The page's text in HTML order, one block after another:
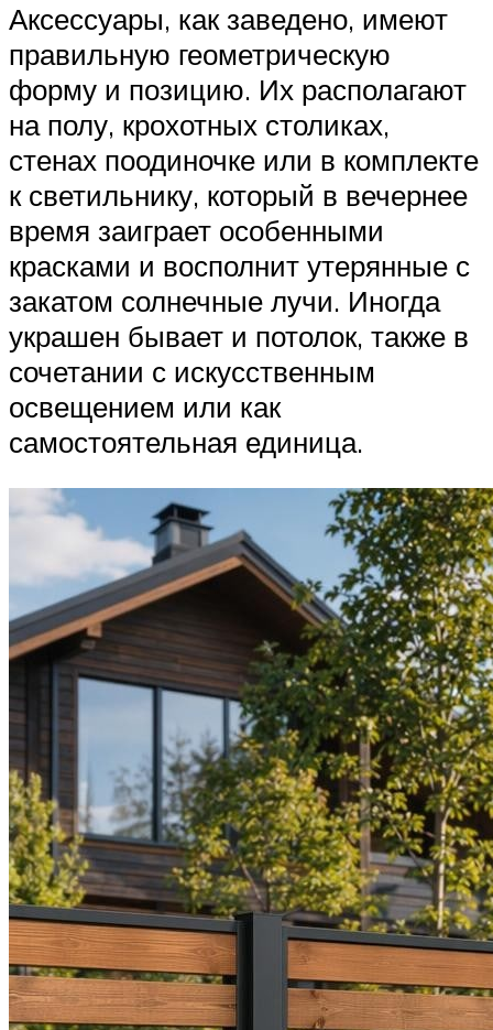
Аксессуары, как заведено, имеют
правильную геометрическую
форму и позицию. Их располагают
на полу, крохотных столиках,
стенах поодиночке или в комплекте
к светильнику, который в вечернее
время заиграет особенными
красками и восполнит утерянные с
закатом солнечные лучи. Иногда
украшен бывает и потолок, также в
сочетании с искусственным
освещением или как
самостоятельная единица.